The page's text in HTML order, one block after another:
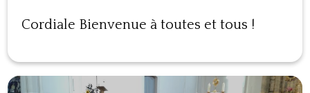
Cordiale Bienvenue à toutes et tous !